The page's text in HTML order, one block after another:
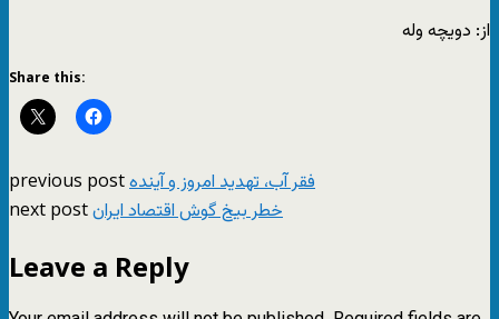
از: دویچه وله
Share this:
previous postفقر آب، تهدید امروز و آینده
next postخطر بیخ گوش اقتصاد ایران
Leave a Reply